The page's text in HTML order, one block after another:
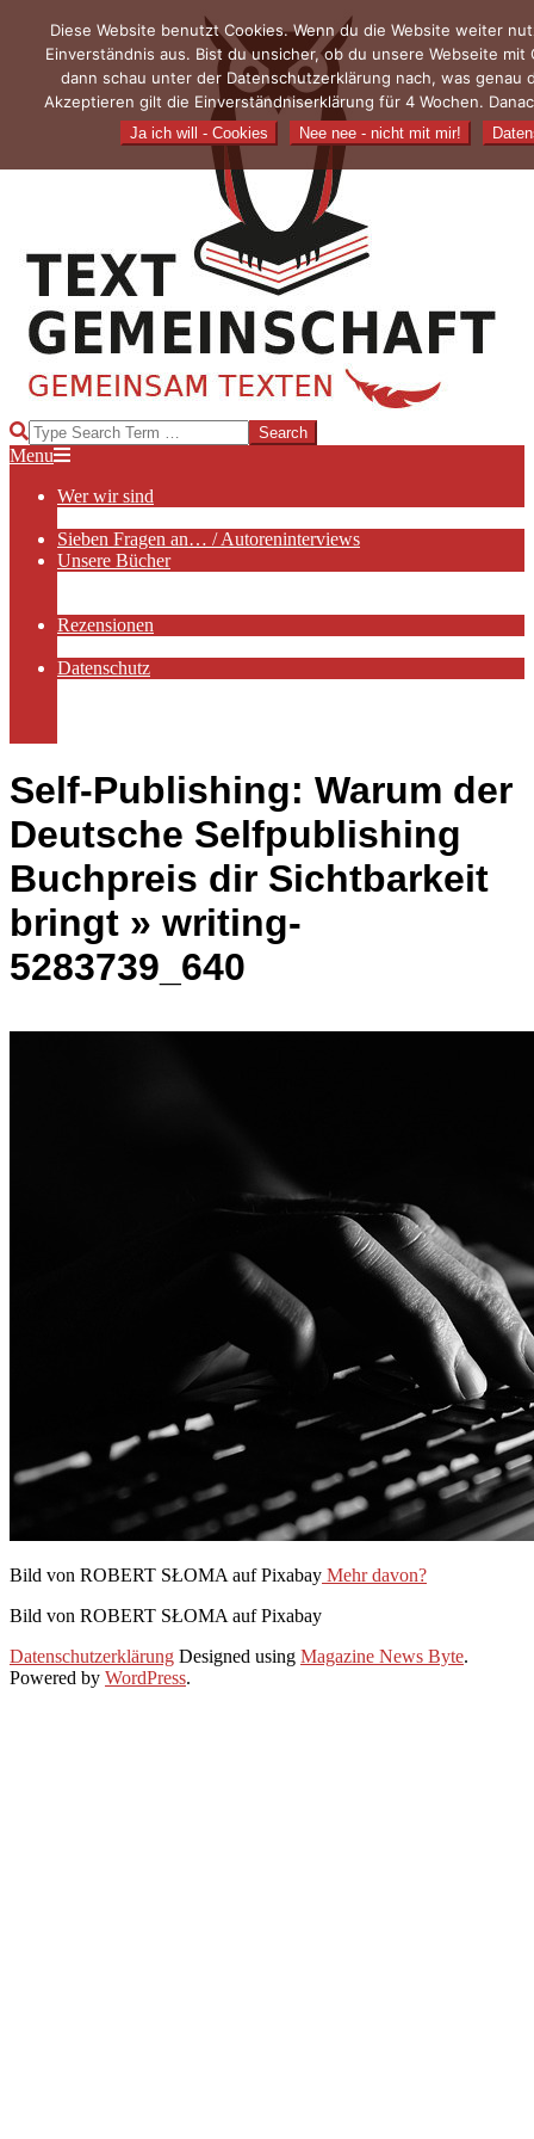
content
TEXTGEMEINSCHAFT
Search
Primary
Menu
Menu
Wer wir sind
Sieben Fragen an… / Autoreninterviews
Unsere Bücher
Rezensionen
Datenschutz
Self-Publishing: Warum der
Deutsche Selfpublishing
Buchpreis dir Sichtbarkeit
bringt » writing-
5283739_640
Bild von ROBERT SŁOMA auf Pixabay Mehr davon?
Bild von ROBERT SŁOMA auf Pixabay
2025-
11-
Datenschutzerklärung Designed using Magazine News Byte.
Powered by WordPress.
Diese Website benutzt Cookies. Wenn du die Website weiter
Einverständnis aus. Bist du unsicher, ob du unsere Webseite
dann schau unter der Datenschutzerklärung nach, was genau
Akzeptieren gilt die Einverständniserklärung für 4 Wochen.
Ja ich will - Cookies Nee nee - nicht mit mir!